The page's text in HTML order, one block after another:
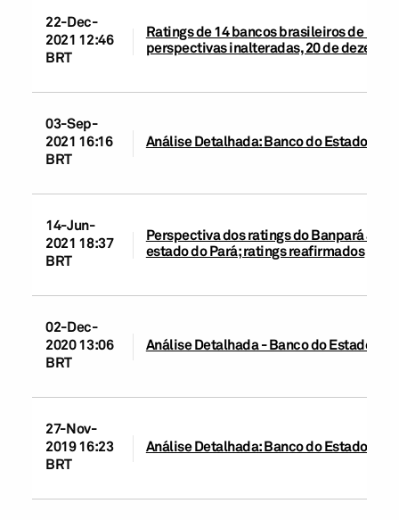
22-Dec-
2021 12:46
BRT
Ratings de 14 bancos brasileiros de
perspectivas inalteradas, 20 de
03-Sep-
2021 16:16
BRT
Análise Detalhada: Banco do Estado do
14-Jun-
2021 18:37
BRT
Perspectiva dos ratings do Banpará
estado do Pará; ratings reafirmados
02-Dec-
2020 13:06
BRT
Análise Detalhada - Banco do Estado do
27-Nov-
2019 16:23
BRT
Análise Detalhada: Banco do Estado do